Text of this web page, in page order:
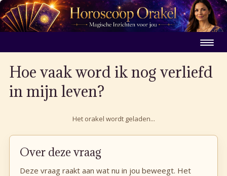
Hoe vaak word ik nog verliefd
in mijn leven?
Het orakel wordt geladen...
Over deze vraag
Deze vraag raakt aan wat nu in jou beweegt. Het